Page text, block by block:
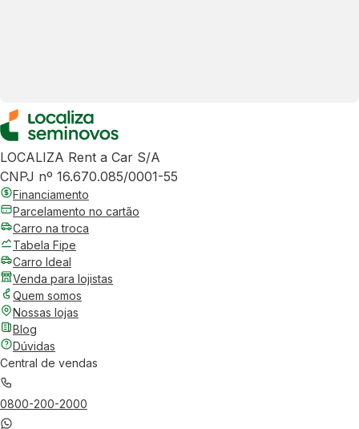
LOCALIZA Rent a Car S/A
CNPJ nº 16.670.085/0001-55
Financiamento
Parcelamento no cartão
Carro na troca
Tabela Fipe
Carro Ideal
Venda para lojistas
Quem somos
Nossas lojas
Blog
Dúvidas
Central de vendas
0800-200-2000